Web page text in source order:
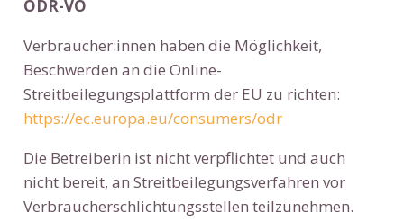
ODR-VO
Verbraucher:innen haben die Möglichkeit,
Beschwerden an die Online-
Streitbeilegungsplattform der EU zu richten:
https://ec.europa.eu/consumers/odr
Die Betreiberin ist nicht verpflichtet und auch
nicht bereit, an Streitbeilegungsverfahren vor
Verbraucherschlichtungsstellen teilzunehmen.